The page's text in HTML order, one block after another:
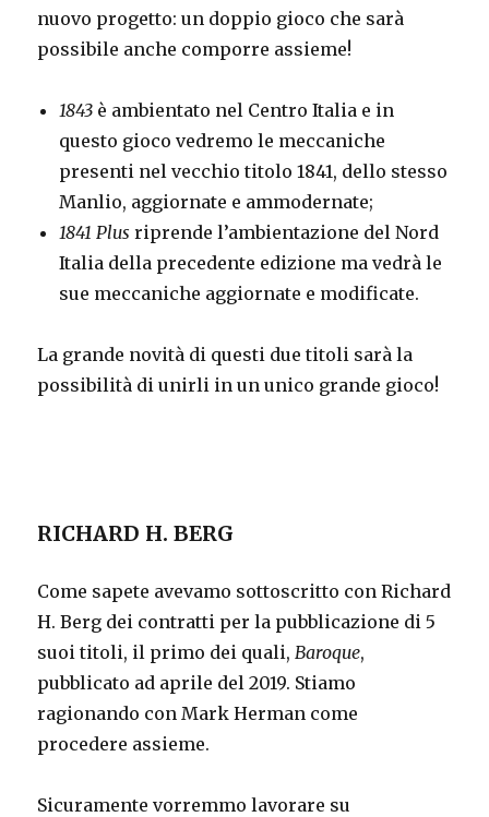
nuovo progetto: un doppio gioco che sarà
possibile anche comporre assieme!
1843 è ambientato nel Centro Italia e in
questo gioco vedremo le meccaniche
presenti nel vecchio titolo 1841, dello stesso
Manlio, aggiornate e ammodernate;
1841 Plus riprende l’ambientazione del Nord
Italia della precedente edizione ma vedrà le
sue meccaniche aggiornate e modificate.
La grande novità di questi due titoli sarà la
possibilità di unirli in un unico grande gioco!
RICHARD H. BERG
Come sapete avevamo sottoscritto con Richard
H. Berg dei contratti per la pubblicazione di 5
suoi titoli, il primo dei quali, Baroque,
pubblicato ad aprile del 2019. Stiamo
ragionando con Mark Herman come
procedere assieme.
Sicuramente vorremmo lavorare su